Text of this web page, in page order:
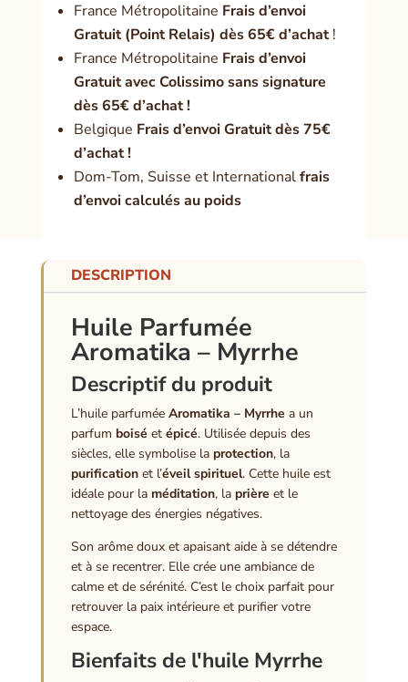
France Métropolitaine Frais d’envoi
Gratuit (Point Relais) dès 65€ d’achat!
France Métropolitaine Frais d’envoi
Gratuit avec Colissimo sans signature
dès 65€ d’achat !
Belgique Frais d’envoi Gratuit dès 75€
d’achat !
Dom-Tom, Suisse et Internationalfrais
d’envoi calculés au poids
DESCRIPTION
Huile Parfumée
Aromatika – Myrrhe
Descriptif du produit
L’huile parfumée Aromatika – Myrrhe a un
parfum boisé et épicé. Utilisée depuis des
siècles, elle symbolise la protection, la
purificationet l’éveil spirituel. Cette huile est
idéale pour la méditation, la prière et le
nettoyage des énergies négatives.
Son arôme doux et apaisant aide à se détendre
et à se recentrer. Elle crée une ambiance de
calme et de sérénité. C’est le choix parfait pour
retrouver la paix intérieure et purifier votre
espace.
Bienfaits de l'huile Myrrhe